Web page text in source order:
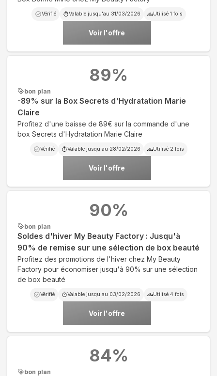
Vérifié Valable jusqu'au 31/03/2026 Utilisé 1 fois
Voir l'offre
bon plan
-89% sur la Box Secrets d'Hydratation Marie
Claire
Profitez d'une baisse de 89€ sur la commande d'une
box Secrets d'Hydratation Marie Claire
Vérifié Valable jusqu'au 28/02/2026 Utilisé 2 fois
Voir l'offre
89%
bon plan
Soldes d'hiver My Beauty Factory : Jusqu'à
90% de remise sur une sélection de box beauté
Profitez des promotions de l'hiver chez My Beauty
Factory pour économiser jusqu'à 90% sur une sélection
de box beauté
Vérifié Valable jusqu'au 03/02/2026 Utilisé 4 fois
Voir l'offre
90%
bon plan
84%